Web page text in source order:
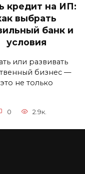
кредит на ИП:
выбрать
банк и
условия
или развивать
бизнес —
это не только
0 2.9к.